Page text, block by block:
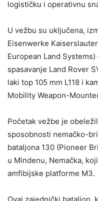
logističku i operativnu
U vežbu su uključena,
Eisenwerke
European Land
spasavanje Land Rover
laki top 105 mm L118 i
Mobility Weapon-
Početak vežbe je
sposobnosti nemačko-
bataljona 130 (Pioneer
u Mindenu, Nemačka,
amfibijske platforme M3.
Ovaj zajednički bataljon,